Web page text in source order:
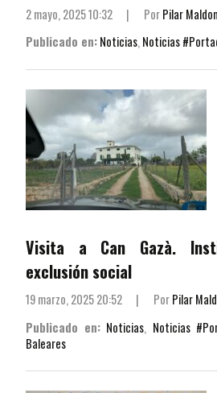
2 mayo, 2025 10:32 | PorPilar
Publicado en:Noticias,Noticias
Visita a Can Gazà.
exclusión social
19 marzo, 2025 20:52 | PorPilar
Publicado en: Noticias, Noticias
Baleares